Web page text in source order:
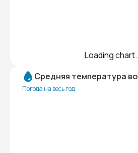
Loading
Средняя температура
Погода на весь год